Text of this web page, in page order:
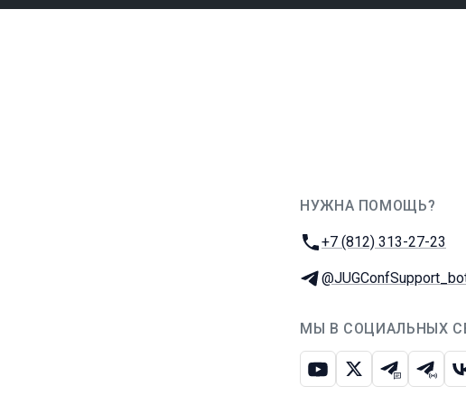
НУЖНА ПОМОЩЬ?
Телефон:
+7 (812) 313-27-23
Телеграм:
МЫ В СОЦИАЛЬНЫХ
ЮтубИкс Телеграм-